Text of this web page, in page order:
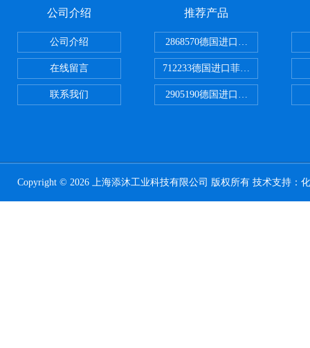
公司介绍
公司介绍
在线留言
联系我们
推荐产品
2868570德国进口菲尼克斯电源
712233德国进口菲尼克斯断路器
2905190德国进口菲尼克斯继电器
Copyright © 2026 上海添沐工业科技有限公司 版权所有 技术支持：